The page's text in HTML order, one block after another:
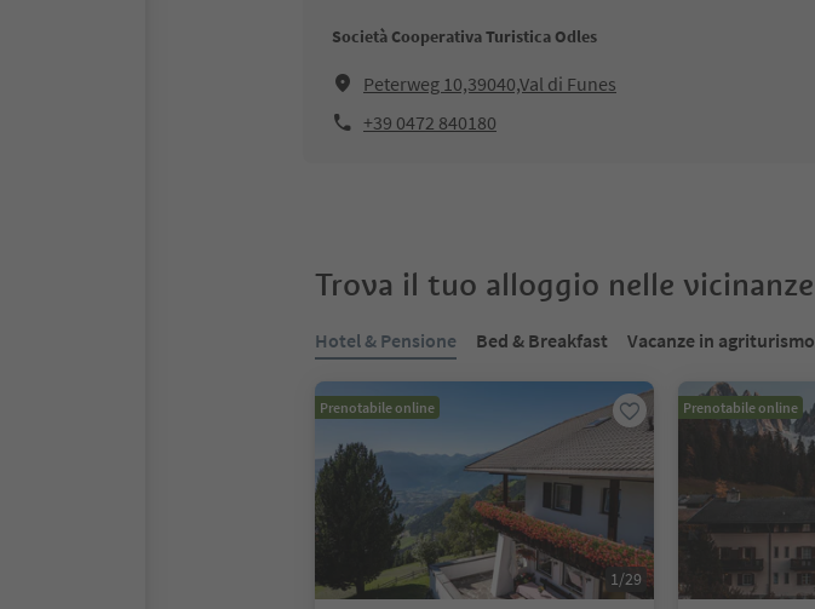
Società Cooperativa Turistica Odles
Peterweg 10,39040,Val di Funes
+39 0472 840180
Trova il tuo alloggio nelle vicinanze
Hotel & Pensione Bed & Breakfast Vacanze in agriturismo
Prenotabile online
1/29
Prenotabile online